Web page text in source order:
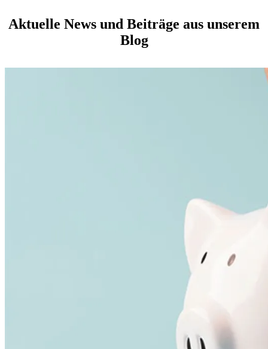
Aktuelle News und Beiträge aus unserem
Blog